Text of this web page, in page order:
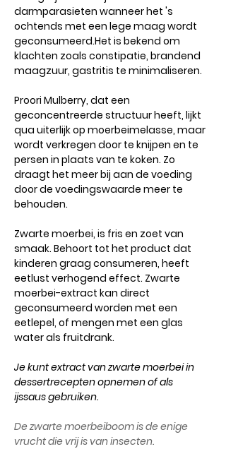
darmparasieten wanneer het 's
ochtends met een lege maag wordt
geconsumeerd.Het is bekend om
klachten zoals constipatie, brandend
maagzuur, gastritis te minimaliseren.
Proori Mulberry, dat een
geconcentreerde structuur heeft, lijkt
qua uiterlijk op moerbeimelasse, maar
wordt verkregen door te knijpen en te
persen in plaats van te koken. Zo
draagt ​​het meer bij aan de voeding
door de voedingswaarde meer te
behouden.
Zwarte moerbei, is fris en zoet van
smaak. Behoort tot het product dat
kinderen graag consumeren, heeft
eetlust verhogend effect. Zwarte
moerbei-extract kan direct
geconsumeerd worden met een
eetlepel, of mengen met een glas
water als fruitdrank.
Je kunt extract van zwarte moerbei in
dessertrecepten opnemen of als
ijssaus gebruiken.
De zwarte moerbeiboom is de enige
vrucht die vrij is van insecten.